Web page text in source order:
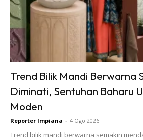
Ads
Trend Bilik Mandi Berwarna
Diminati, Sentuhan Baharu
Moden
Reporter Impiana - 4 Ogo 2026
Trend bilik mandi berwarna semakin